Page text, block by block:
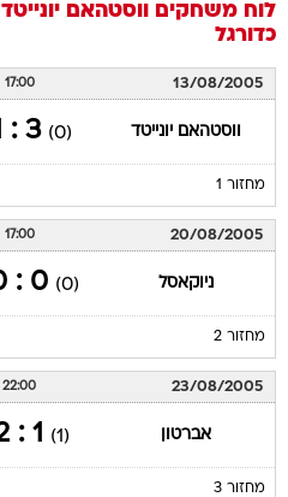
לוח משחקים ווסטהאם יונייטד
כדורגל
13/08/2005
17:00
ווסטהאם יונייטד (0)
3 : 1
מחזור 1
20/08/2005
17:00
ניוקאסל (0)
0 : 0
מחזור 2
23/08/2005
22:00
אברטון (1)
1 : 2
מחזור 3